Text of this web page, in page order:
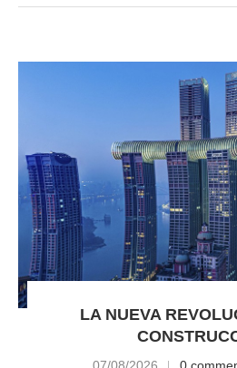
LA NUEVA
07/08/2026 0